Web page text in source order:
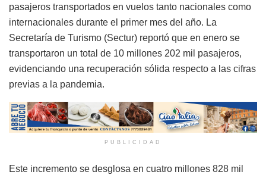
pasajeros transportados en vuelos tanto nacionales como
internacionales durante el primer mes del año. La
Secretaría de Turismo (Sectur) reportó que en enero se
transportaron un total de 10 millones 202 mil pasajeros,
evidenciando una recuperación sólida respecto a las cifras
previas a la pandemia.
PUBLICIDAD
Este incremento se desglosa en cuatro millones 828 mil